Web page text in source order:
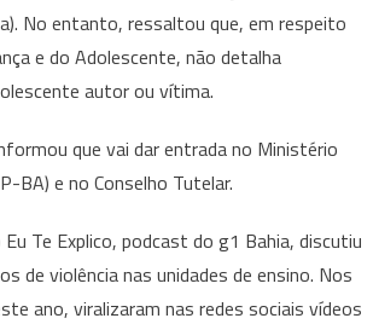
No entanto, ressaltou que, em respeito
e do Adolescente, não detalha
autor ou vítima.
que vai dar entrada no Ministério
BA) e no Conselho Tutelar.
Te Explico, podcast do g1 Bahia, discutiu
de violência nas unidades de ensino. Nos
ano, viralizaram nas redes sociais vídeos